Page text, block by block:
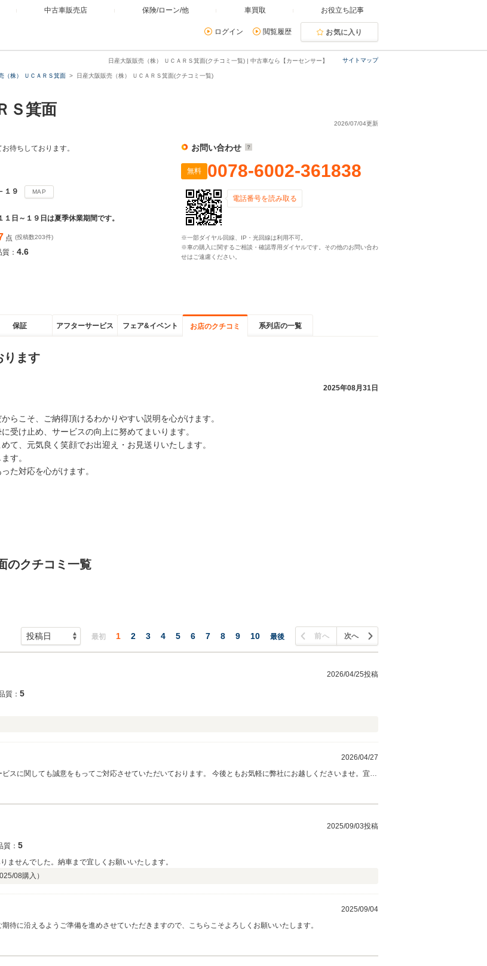
中古車販売店 保険/ローン/他 車買取 お役立ち記事
ログイン 閲覧履歴 お気に入り
サイトマップ
日産大阪販売（株） ＵＣＡＲＳ箕面(クチコミ一覧) | 中古車なら【カーセンサー】
（株） ＵＣＡＲＳ箕面 日産大阪販売（株） ＵＣＡＲＳ箕面(クチコミ一覧)
Ｓ箕面
2026/07/04更新
待ちしております。
１９ MAP
日～１９日は夏季休業期間です。
点 (投稿数203件)
質： 4.6
お問い合わせ
無料 0078-6002-361838
電話番号を読み取る
※一部ダイヤル回線、IP・光回線は利用不可。
※車の購入に関するご相談・確認専用ダイヤルです。その他のお問い合わ
せはご遠慮ください。
保証 アフターサービス フェア&イベント お店のクチコミ 系列店の一覧
ります
2025年08月31日
らこそ、ご納得頂けるわかりやすい説明を心がけます。
受け止め、サービスの向上に努めてまいります。
て、元気良く笑顔でお出迎え・お見送りいたします。
す。
た対応を心がけます。
のクチコミ一覧
最初 1 2 3 4 5 6 7 8 9 10 最後 前へ 次へ
2026/04/25投稿
質： 5
2026/04/27
スに関しても誠意をもってご対応させていただいております。 今後ともお気軽に弊社にお越しくださいませ。宜し
2025/09/03投稿
質： 5
ませんでした。納車まで宜しくお願いいたします。
08購入）
2025/09/04
待に沿えるようご準備を進めさせていただきますので、こちらこそよろしくお願いいたします。